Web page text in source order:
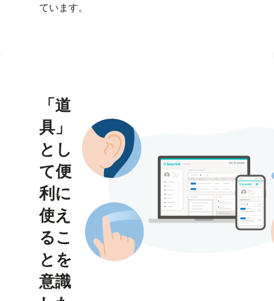
ています。
「道
具」
とし
て便
利に
使え
るこ
とを
意識